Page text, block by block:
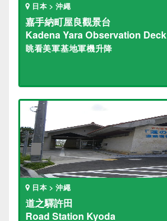
日本 > 沖繩
嘉手納町屋良觀景台
Kadena Yara Observation Deck
眺看美軍基地軍機升降
日本 > 沖繩
道之驛許田
Road Station Kyoda